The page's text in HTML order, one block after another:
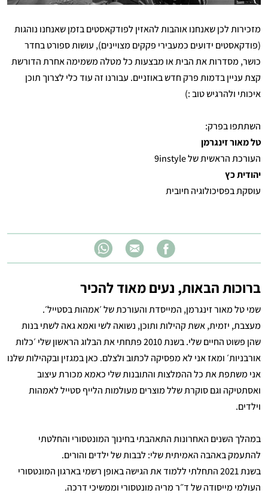
מזכירות לכן שאנחנו אוהבות להאזין לפודקאסטים בזמן שאנחנו נוהגות
(פודקאסטים ידועים כמעבירי פקקים מצויינים), עושות ספורט בחדר
כושר, מסדרות את הבית או מבצעות כל מטלה משמימה אחרת הדורשת
קצת עניין בדמות פרק חדש באוזניים. עבורנו זה עוד כלי לצרוך תוכן
איכותי ולהרגיש טוב :)
השתתפו בפרק:
טל מאור זינגרמן
העורכת הראשית של 9instyle
יהודית כץ
עוסקת בפסיכולוגיה חיובית
ברוכות הבאות, נעים מאוד להכיר
שמי טל מאור זינגרמן, המייסדת והעורכת של ׳אמהות בסטייל׳.
מעצבת, יזמית, אשת קהילות ותוכן, נשואה לשי ואמא גאה לשתי בנות
שהן פשוט החיים שלי. בשנת 2010 פתחתי את הבלוג הראשון שלי ׳כלות
אורבניות׳ ומאז אני לא מפסיקה לכתוב ולצלם. כאן במגזין ובקהילות שלנו
אני משתפת את כל ההמלצות והתובנות שלי כאמא מכורת עיצוב
ואסתטיקה וגם סוקרת שלל מוצרים מעולמות הלייף סטייל לאמהות
וילדים.
במהלך השנים האחרונות התאהבתי בחינוך המונטסורי והחלטתי
להתעמק באהבה האמיתית שלי: לבבות של ילדים והורים.
בשנת 2021 התחלתי ללמוד את הגישה באופן רשמי בארגון המונטסורי
העולמי מייסודה של ד״ר מריה מונטסורי וממשיכי דרכה.